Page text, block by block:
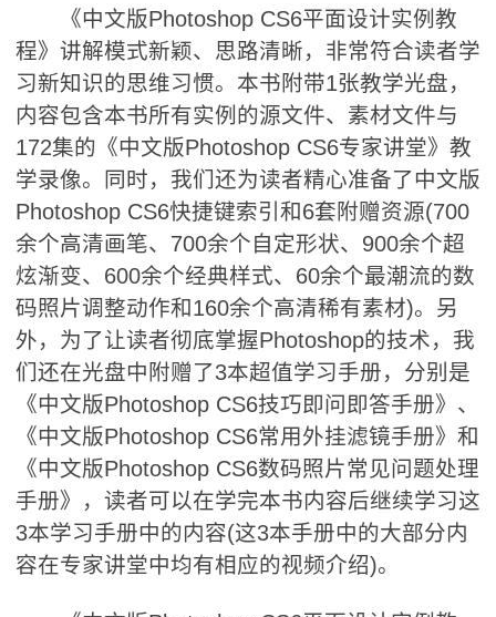
《中文版Photoshop CS6平面设计实例教
程》讲解模式新颖、思路清晰，非常符合读者学
习新知识的思维习惯。本书附带1张教学光盘，
内容包含本书所有实例的源文件、素材文件与
172集的《中文版Photoshop CS6专家讲堂》教
学录像。同时，我们还为读者精心准备了中文版
Photoshop CS6快捷键索引和6套附赠资源(700
余个高清画笔、700余个自定形状、900余个超
炫渐变、600余个经典样式、60余个最潮流的数
码照片调整动作和160余个高清稀有素材)。另
外，为了让读者彻底掌握Photoshop的技术，我
们还在光盘中附赠了3本超值学习手册，分别是
《中文版Photoshop CS6技巧即问即答手册》、
《中文版Photoshop CS6常用外挂滤镜手册》和
《中文版Photoshop CS6数码照片常见问题处理
手册》，读者可以在学完本书内容后继续学习这
3本学习手册中的内容(这3本手册中的大部分内
容在专家讲堂中均有相应的视频介绍)。